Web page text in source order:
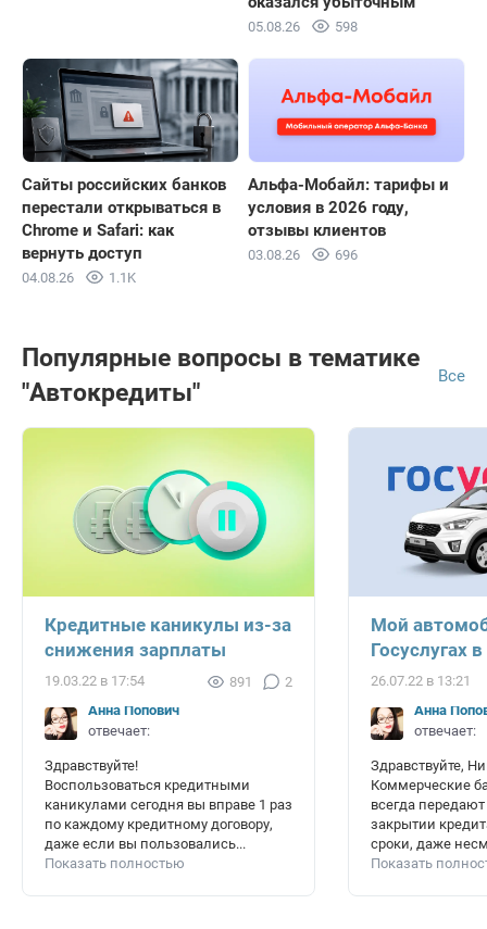
05.08.26 598
Сайты российских банков
перестали открываться в
Chrome и Safari: как
вернуть доступ
04.08.26 1.1K
Альфа-Мобайл: тарифы и
условия в 2026 году,
отзывы клиентов
03.08.26 696
Популярные вопросы в тематике
"Автокредиты"
Все
Кредитные каникулы из-за
снижения зарплаты
19.03.22 в 17:54 891
2
Анна Попович
отвечает:
Здравствуйте!
Воспользоваться кредитными
каникулами сегодня вы вправе 1 раз
по каждому кредитному договору,
даже если вы пользовались...
Показать полностью
Мой
Госуслугах
26.07.22 в 13:21
Анна
отвечает:
Здравствуйте,
Коммерческие
всегда
закрытии
сроки, даже
Показать